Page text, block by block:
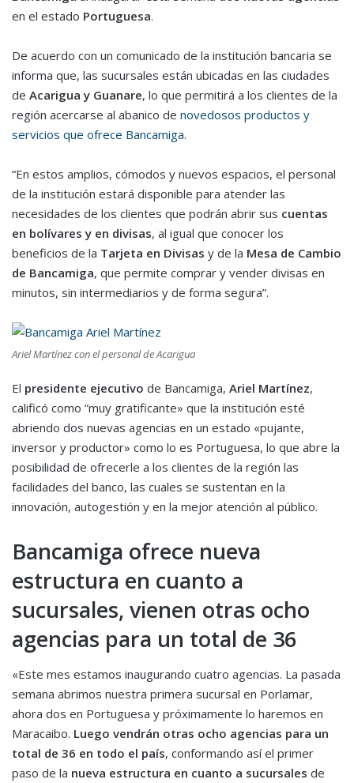
en el estado Portuguesa.
De acuerdo con un comunicado de la institución bancaria se
informa que, las sucursales están ubicadas en las ciudades
de Acarigua y Guanare, lo que permitirá a los clientes de la
región acercarse al abanico de novedosos productos y
servicios que ofrece Bancamiga.
“En estos amplios, cómodos y nuevos espacios, el personal
de la institución estará disponible para atender las
necesidades de los clientes que podrán abrir sus cuentas
en bolívares y en divisas, al igual que conocer los
beneficios de la Tarjeta en Divisas y de la Mesa de Cambio
de Bancamiga, que permite comprar y vender divisas en
minutos, sin intermediarios y de forma segura”.
Ariel Martínez con el personal de Acarigua
El presidente ejecutivo de Bancamiga, Ariel Martínez,
calificó como ”muy gratificante» que la institución esté
abriendo dos nuevas agencias en un estado «pujante,
inversor y productor» como lo es Portuguesa, lo que abre la
posibilidad de ofrecerle a los clientes de la región las
facilidades del banco, las cuales se sustentan en la
innovación, autogestión y en la mejor atención al público.
Bancamiga ofrece nueva
estructura en cuanto a
sucursales, vienen otras ocho
agencias para un total de 36
«Este mes estamos inaugurando cuatro agencias. La pasada
semana abrimos nuestra primera sucursal en Porlamar,
ahora dos en Portuguesa y próximamente lo haremos en
Maracaibo. Luego vendrán otras ocho agencias para un
total de 36 en todo el país, conformando así el primer
paso de la nueva estructura en cuanto a sucursales de